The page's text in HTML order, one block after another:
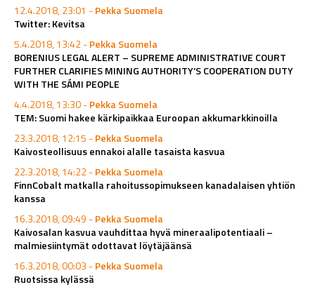
12.4.2018, 23:01 -Pekka Suomela
Twitter: Kevitsa
5.4.2018, 13:42 -Pekka Suomela
BORENIUS LEGAL ALERT – SUPREME ADMINISTRATIVE COURT
FURTHER CLARIFIES MINING AUTHORITY’S COOPERATION DUTY
WITH THE SÁMI PEOPLE
4.4.2018, 13:30 -Pekka Suomela
TEM: Suomi hakee kärkipaikkaa Euroopan akkumarkkinoilla
23.3.2018, 12:15 -Pekka Suomela
Kaivosteollisuus ennakoi alalle tasaista kasvua
22.3.2018, 14:22 -Pekka Suomela
FinnCobalt matkalla rahoitussopimukseen kanadalaisen yhtiön
kanssa
16.3.2018, 09:49 -Pekka Suomela
Kaivosalan kasvua vauhdittaa hyvä mineraalipotentiaali –
malmiesiintymät odottavat löytäjäänsä
16.3.2018, 00:03 -Pekka Suomela
Ruotsissa kylässä